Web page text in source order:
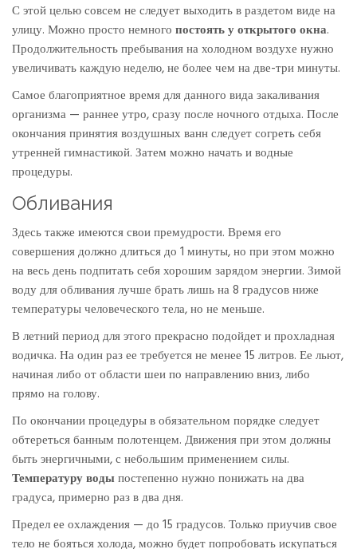
С этой целью совсем не следует выходить в раздетом виде на
улицу. Можно просто немного постоять у открытого окна.
Продолжительность пребывания на холодном воздухе нужно
увеличивать каждую неделю, не более чем на две-три минуты.
Самое благоприятное время для данного вида закаливания
организма — раннее утро, сразу после ночного отдыха. После
окончания принятия воздушных ванн следует согреть себя
утренней гимнастикой. Затем можно начать и водные
процедуры.
Обливания
Здесь также имеются свои премудрости. Время его
совершения должно длиться до 1 минуты, но при этом можно
на весь день подпитать себя хорошим зарядом энергии. Зимой
воду для обливания лучше брать лишь на 8 градусов ниже
температуры человеческого тела, но не меньше.
В летний период для этого прекрасно подойдет и прохладная
водичка. На один раз ее требуется не менее 15 литров. Ее льют,
начиная либо от области шеи по направлению вниз, либо
прямо на голову.
По окончании процедуры в обязательном порядке следует
обтереться банным полотенцем. Движения при этом должны
быть энергичными, с небольшим применением силы.
Температуру водыпостепенно нужно понижать на два
градуса, примерно раз в два дня.
Предел ее охлаждения — до 15 градусов. Только приучив свое
тело не бояться холода, можно будет попробовать искупаться